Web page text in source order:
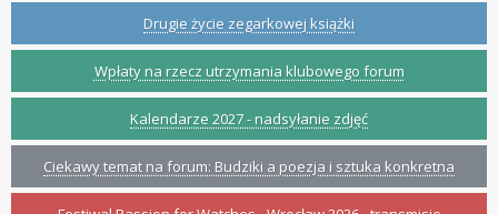
Drugie życie zegarkowej książki
Wpłaty na rzecz utrzymania klubowego forum
Kalendarze 2027 - nadsyłanie zdjęć
Ciekawy temat na forum: Budziki a poezja i sztuka konkretna